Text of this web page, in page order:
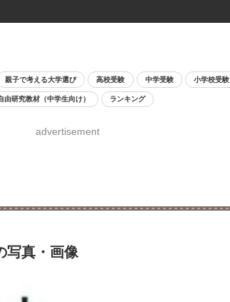
親子で考える大学選び 高校受験 中学受験 小学校受験
由研究教材（中学生向け） ランキング
advertisement
写真・画像